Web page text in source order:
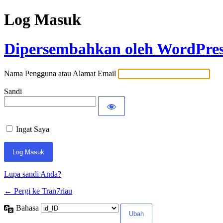
Log Masuk
Dipersembahkan oleh
Nama Pengguna atau Alamat Email
Sandi
Ingat Saya
Lupa sandi Anda?
← Pergi ke Tran7riau
Bahasa